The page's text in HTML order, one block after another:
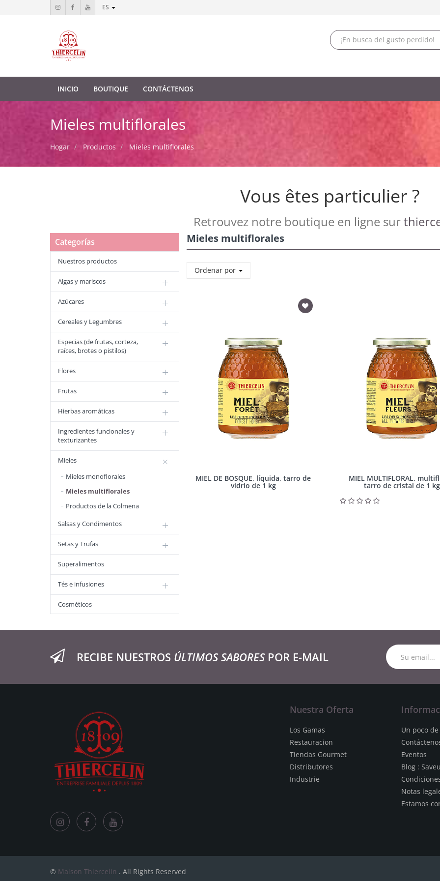
ES
INICIO BOUTIQUE CONTÁCTENOS
Mieles multiflorales
Hogar Productos Mieles multiflorales
Vous êtes particulier ?
Retrouvez notre boutique en ligne sur
Categorías
Nuestros productos
Algas y mariscos
Azúcares
Cereales y Legumbres
Especias (de frutas, corteza,
raíces, brotes o pistilos)
Flores
Frutas
Hierbas aromáticas
Ingredientes funcionales y
texturizantes
Mieles
Mieles monoflorales
Mieles multiflorales
Productos de la Colmena
Salsas y Condimentos
Setas y Trufas
Superalimentos
Tés e infusiones
Cosméticos
Mieles multiflorales
Ordenar por
MIEL DE BOSQUE, líquida, tarro de
vidrio de 1 kg
MIEL MULTIFLORAL,
tarro de cristal de 1 kg
RECIBE NUESTROS ÚLTIMOS SABORESPOR E-MAIL
Nuestra Oferta
Los Gamas
Restauracion
Tiendas Gourmet
Distributores
Industrie
Un poco
Eventos
Blog :
Notas
Estamos
© Maison Thiercelin . All Rights Reserved